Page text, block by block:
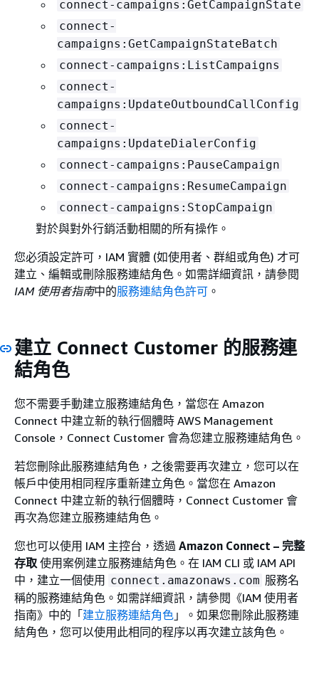
connect-campaigns:GetCampaignState
connect-
campaigns:GetCampaignStateBatch
connect-campaigns:ListCampaigns
connect-
campaigns:UpdateOutboundCallConfig
connect-
campaigns:UpdateDialerConfig
connect-campaigns:PauseCampaign
connect-campaigns:ResumeCampaign
connect-campaigns:StopCampaign
對於與對外行銷活動相關的所有操作。
您必須設定許可，IAM 實體 (如使用者、群組或角色) 才可
建立、編輯或刪除服務連結角色。如需詳細資訊，請參閱
IAM 使用者指南中的服務連結角色許可 。
建立 Connect Customer 的服務連
結角色
您不需要手動建立服務連結角色，當您在 Amazon
Connect 中建立新的執行個體時 AWS Management
Console，Connect Customer 會為您建立服務連結角色。
若您刪除此服務連結角色，之後需要再次建立，您可以在
帳戶中使用相同程序重新建立角色。當您在 Amazon
Connect 中建立新的執行個體時，Connect Customer 會
再次為您建立服務連結角色。
您也可以使用 IAM 主控台，透過 Amazon Connect – 完整
存取 使用案例建立服務連結角色。在 IAM CLI 或 IAM API
中，建立一個使用 connect.amazonaws.com 服務名
稱的服務連結角色。如需詳細資訊，請參閱《IAM 使用者
指南》 中的「建立服務連結角色 」。如果您刪除此服務連
結角色，您可以使用此相同的程序以再次建立該角色。